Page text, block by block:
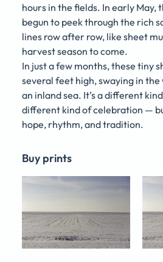
hours in the fields. In early May,
begun to peek through the rich
lines row after row, like sheet
harvest season to come.
In just a few months, these tiny
several feet high, swaying in the
an inland sea. It’s a different
different kind of celebration —
hope, rhythm, and tradition.
Buy prints